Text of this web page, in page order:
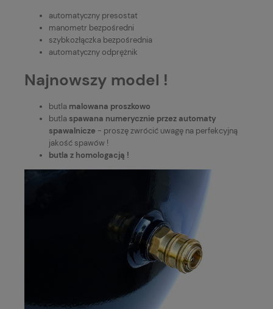
automatyczny presostat
manometr bezpośredni
szybkozłączka bezpośrednia
automatyczny odprężnik
Najnowszy model !
butla malowana proszkowo
butla spawana numerycznie przez automaty
spawalnicze - proszę zwrócić uwagę na perfekcyjną
jakość spawów !
butla z homologacją !